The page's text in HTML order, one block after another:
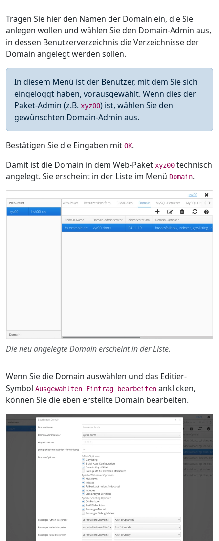
Tragen Sie hier den Namen der Domain ein, die Sie
anlegen wollen und wählen Sie den Domain-Admin aus,
in dessen Benutzerverzeichnis die Verzeichnisse der
Domain angelegt werden sollen.
In diesem Menü ist der Benutzer, mit dem Sie sich
eingeloggt haben, vorausgewählt. Wenn dies der
Paket-Admin (z.B. xyz00) ist, wählen Sie den
gewünschten Domain-Admin aus.
Bestätigen Sie die Eingaben mit OK.
Damit ist die Domain in dem Web-Paket xyz00 technisch
angelegt. Sie erscheint in der Liste im Menü Domain.
Die neu angelegte Domain erscheint in der Liste.
Wenn Sie die Domain auswählen und das Editier-
Symbol Ausgewählten Eintrag bearbeiten anklicken,
können Sie die eben erstellte Domain bearbeiten.